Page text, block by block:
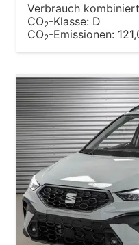
Verbrauch
CO2-Klasse: D
CO2-Emissionen: